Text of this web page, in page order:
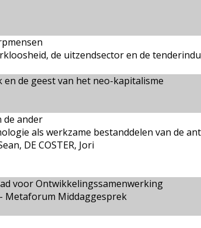
de uitzendsector en de
de geest van het neo-kapitalisme
de ander
als werkzame bestanddelen van de
DE COSTER, Jori
voor Ontwikkelingssamenwerking
Metaforum Middaggesprek